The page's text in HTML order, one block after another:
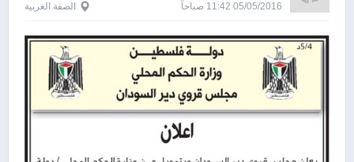
05/05/2016 11:42 صباحاً الضفة الغربية